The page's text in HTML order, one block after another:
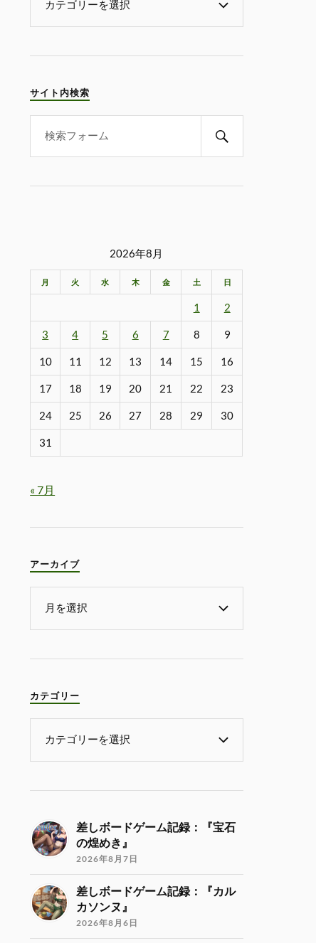
サイト内検索
2026年8月
月 火 水 木 金 土 日
1 2
3 4 5 6 7 8 9
10 11 12 13 14 15 16
17 18 19 20 21 22 23
24 25 26 27 28 29 30
31
« 7月
アーカイブ
カテゴリー
差しボードゲーム記録：『宝石
の煌めき』
2026年8月7日
差しボードゲーム記録：『カル
カソンヌ』
2026年8月6日